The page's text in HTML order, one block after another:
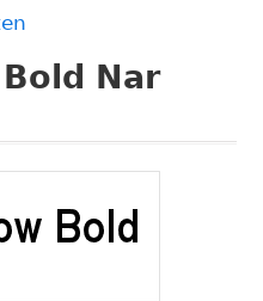
Nar